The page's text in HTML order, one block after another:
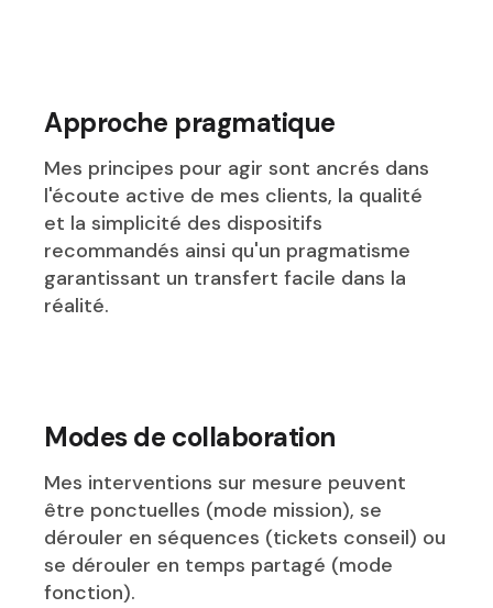
Approche pragmatique
Mes principes pour agir sont ancrés dans
l'écoute active de mes clients, la qualité
et la simplicité des dispositifs
recommandés ainsi qu'un pragmatisme
garantissant un transfert facile dans la
réalité.
Modes de collaboration
Mes interventions sur mesure peuvent
être ponctuelles (mode mission), se
dérouler en séquences (tickets conseil) ou
se dérouler en temps partagé (mode
fonction).